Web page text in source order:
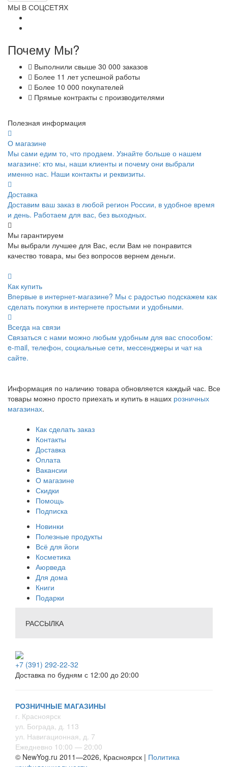
МЫ В СОЦСЕТЯХ
Почему Мы?
Выполнили свыше 30 000 заказов
Более 11 лет успешной работы
Более 10 000 покупателей
Прямые контракты с производителями
Полезная информация
О магазине
Мы сами едим то, что продаем. Узнайте больше о нашем
магазине: кто мы, наши клиенты и почему они выбрали
именно нас. Наши контакты и реквизиты.
Доставка
Доставим ваш заказ в любой регион России, в удобное время
и день. Работаем для вас, без выходных.
Мы гарантируем
Мы выбрали лучшее для Вас, если Вам не понравится
качество товара, мы без вопросов вернем деньги.
Как купить
Впервые в интернет-магазине? Мы с радостью подскажем как
сделать покупки в интернете простыми и удобными.
Всегда на связи
Связаться с нами можно любым удобным для вас способом:
e-mail, телефон, социальные сети, мессенджеры и чат на
сайте.
Информация по наличию товара обновляется каждый час. Все
товары можно просто приехать и купить в наших розничных
магазинах.
Как сделать заказ
Контакты
Доставка
Оплата
Вакансии
О магазине
Скидки
Помощь
Подписка
Новинки
Полезные продукты
Всё для йоги
Косметика
Аюрведа
Для дома
Книги
Подарки
РАССЫЛКА
+7 (391) 292-22-32
Доставка по будням с 12:00 до 20:00
РОЗНИЧНЫЕ МАГАЗИНЫ
г. Красноярск
ул. Бограда, д. 113
ул. Навигационная, д. 7
Ежедневно 10:00 — 20:00
© NewYog.ru 2011—2026, Красноярск | Политика